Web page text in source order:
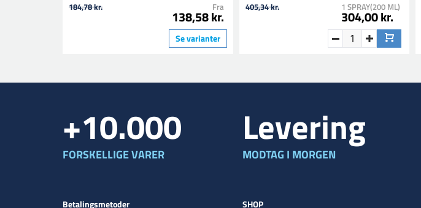
184,78 kr. Fra
138,58 kr.
Se varianter
405,34 kr. 1 SPRAY(200 ML)
304,00 kr.
+10.000
FORSKELLIGE VARER
Levering
MODTAG I MORGEN
Betalingsmetoder SHOP